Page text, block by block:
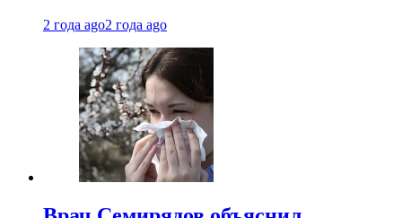
2 года ago2 года ago